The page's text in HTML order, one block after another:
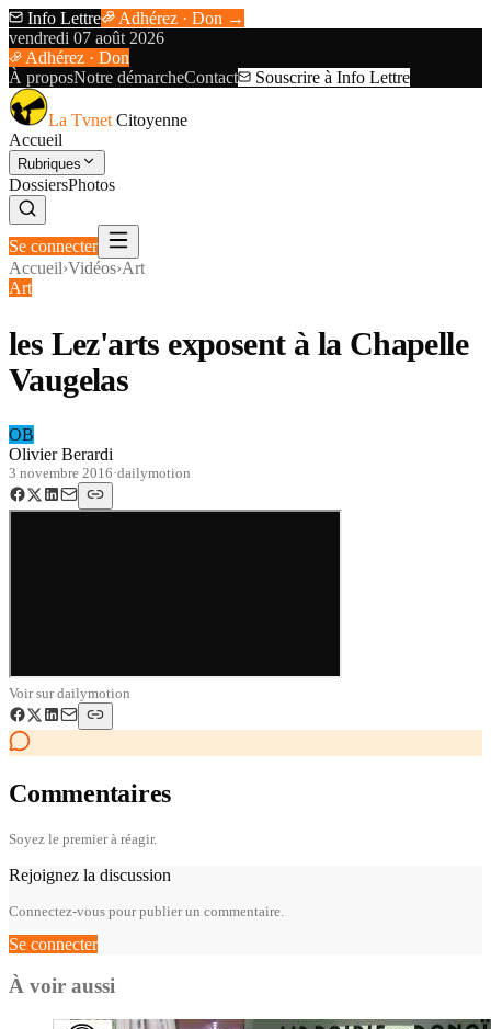
Info Lettre
Adhérez · Don →
vendredi 07 août 2026
Adhérez · Don
À proposNotre démarcheContact Souscrire à Info Lettre
La Tvnet Citoyenne
Accueil
Rubriques
DossiersPhotos
Se connecter
Accueil›Vidéos›Art
Art
les Lez'arts exposent à la Chapelle
Vaugelas
OB
Olivier Berardi
3 novembre 2016·dailymotion
Voir surdailymotion
Commentaires
Soyez le premier à réagir.
Rejoignez la discussion
Connectez-vous pour publier un commentaire.
Se connecter
À voir aussi